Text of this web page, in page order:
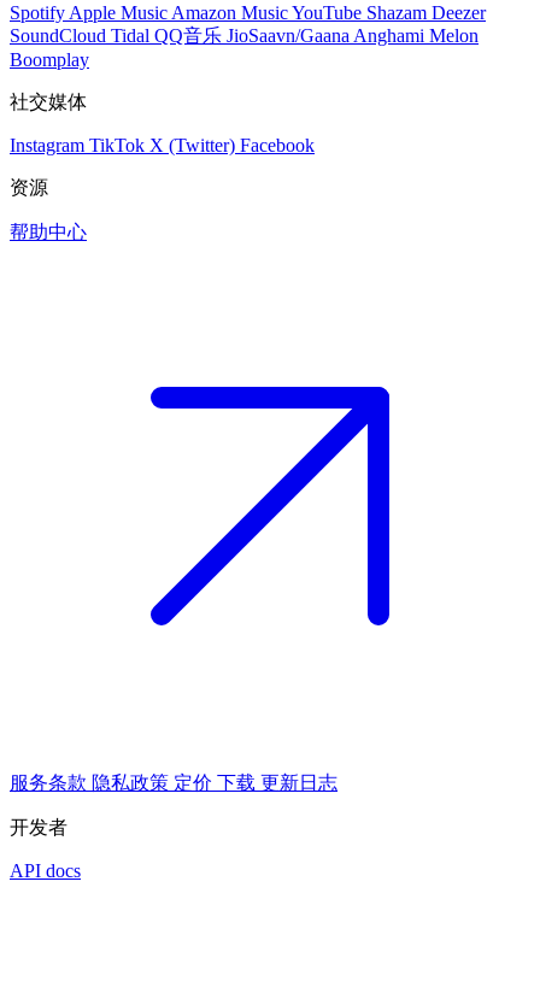
Spotify Apple Music Amazon MusicYouTube Shazam Deezer
SoundCloud Tidal QQ音乐 JioSaavn/Gaana Anghami Melon
Boomplay
社交媒体
Instagram TikTok X (Twitter) Facebook
资源
帮助中心
服务条款 隐私政策 定价 下载 更新日志
开发者
API docs